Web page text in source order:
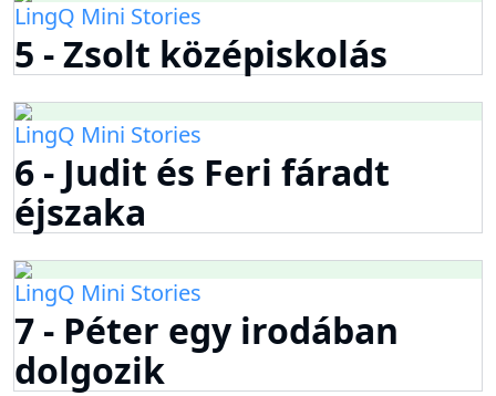
LingQ Mini Stories
5 - Zsolt középiskolás
LingQ Mini Stories
6 - Judit és Feri fáradt
éjszaka
LingQ Mini Stories
7 - Péter egy irodában
dolgozik